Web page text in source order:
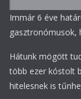
Immár 6 éve
gasztronómusok,
Hátunk mögött
több ezer kóstolt
hitelesnek is